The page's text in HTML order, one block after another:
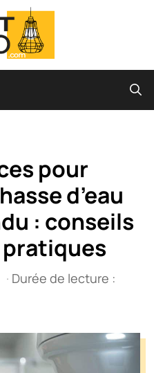
pour
d’eau
: conseils
· Durée de lecture :